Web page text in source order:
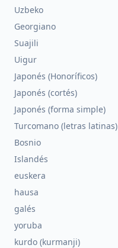
Uzbeko
Georgiano
Suajili
Uigur
Japonés (Honoríficos)
Japonés (cortés)
Japonés (forma simple)
Turcomano (letras latinas)
Bosnio
Islandés
euskera
hausa
galés
yoruba
kurdo (kurmanji)